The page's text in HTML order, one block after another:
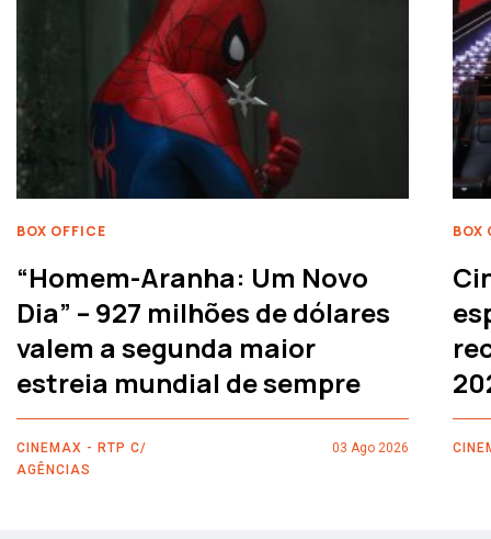
BOX OFFICE
“Homem-Aranha: Um Novo
Dia” – 927 milhões de dólares
valem a segunda maior
estreia mundial de sempre
CINEMAX - RTP C/
AGÊNCIAS
03 Ago 2026
BOX